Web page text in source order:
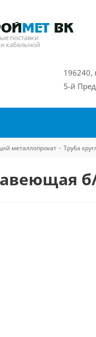
поставки
кабельной
196240,
5-й
металлопрокат - Труба